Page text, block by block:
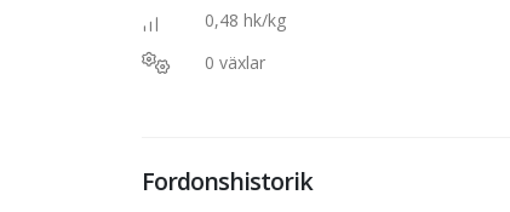
0,48 hk/kg
0 växlar
Fordonshistorik